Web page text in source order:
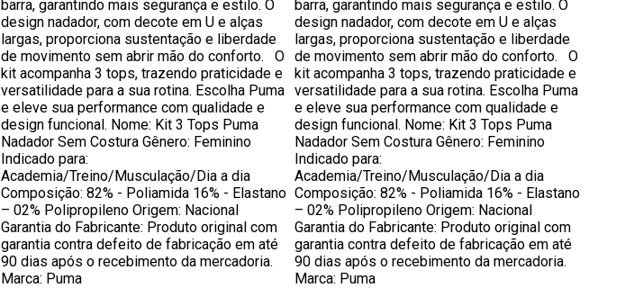
barra, garantindo mais segurança e estilo. O
design nadador, com decote em U e alças
largas, proporciona sustentação e liberdade
de movimento sem abrir mão do conforto. O
kit acompanha 3 tops, trazendo praticidade e
versatilidade para a sua rotina. Escolha Puma
e eleve sua performance com qualidade e
design funcional. Nome: Kit 3 Tops Puma
Nadador Sem Costura Gênero: Feminino
Indicado para:
Academia/Treino/Musculação/Dia a dia
Composição: 82% - Poliamida 16% - Elastano
– 02% Polipropileno Origem: Nacional
Garantia do Fabricante: Produto original com
garantia contra defeito de fabricação em até
90 dias após o recebimento da mercadoria.
Marca: Puma
barra, garantindo mais segurança e estilo. O
design nadador, com decote em U e alças
largas, proporciona sustentação e liberdade
de movimento sem abrir mão do conforto. O
kit acompanha 3 tops, trazendo praticidade e
versatilidade para a sua rotina. Escolha Puma
e eleve sua performance com qualidade e
design funcional. Nome: Kit 3 Tops Puma
Nadador Sem Costura Gênero: Feminino
Indicado para:
Academia/Treino/Musculação/Dia a dia
Composição: 82% - Poliamida 16% - Elastano
– 02% Polipropileno Origem: Nacional
Garantia do Fabricante: Produto original com
garantia contra defeito de fabricação em até
90 dias após o recebimento da mercadoria.
Marca: Puma